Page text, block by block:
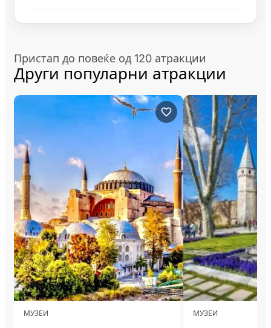
Пристап до повеќе од 120 атракции
Други популарни атракции
МУЗЕИ МУЗЕИ